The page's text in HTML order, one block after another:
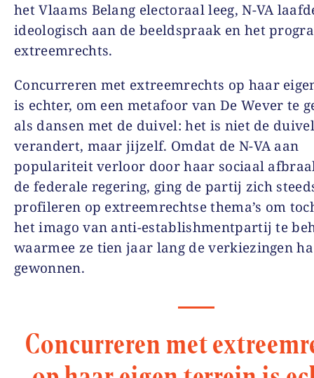
het Vlaams Belang electoraal leeg, N-VA
ideologisch aan de beeldspraak en het
extreemrechts.
Concurreren met extreemrechts op haar
is echter, om een metafoor van De Wever te
als dansen met de duivel: het is niet de
verandert, maar jijzelf. Omdat de N-VA aan
populariteit verloor door haar sociaal
de federale regering, ging de partij zich
profileren op extreemrechtse thema’s om
het imago van anti-establishmentpartij te
waarmee ze tien jaar lang de verkiezingen
gewonnen.
Concurreren met